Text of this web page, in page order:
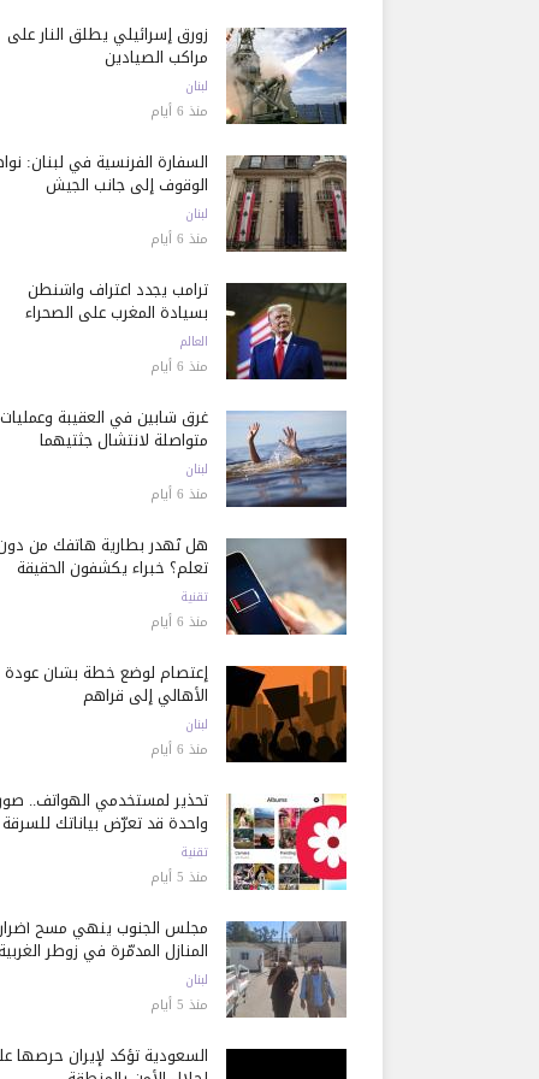
زورق إسرائيلي يطلق النار على
مراكب الصيادين
لبنان
منذ 6 أيام
السفارة الفرنسية في لبنان:
الوقوف إلى جانب الجيش
لبنان
منذ 6 أيام
ترامب يجدد اعتراف واشنطن
بسيادة المغرب على الصحراء
العالم
منذ 6 أيام
غرق شابين في العقيبة وعمليات
متواصلة لانتشال جثتيهما
لبنان
منذ 6 أيام
هل تُهدر بطارية هاتفك من
تعلم؟ خبراء يكشفون الحقيقة
تقنية
منذ 6 أيام
إعتصام لوضع خطة بشأن عودة
الأهالي إلى قراهم
لبنان
منذ 6 أيام
تحذير لمستخدمي الهواتف..
واحدة قد تعرّض بياناتك للسرقة
تقنية
منذ 5 أيام
مجلس الجنوب ينهي مسح أضرار
المنازل المدمّرة في زوطر الغربية
لبنان
منذ 5 أيام
السعودية تؤكد لإيران حرصها